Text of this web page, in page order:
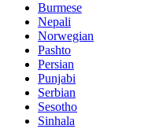
Burmese
Nepali
Norwegian
Pashto
Persian
Punjabi
Serbian
Sesotho
Sinhala